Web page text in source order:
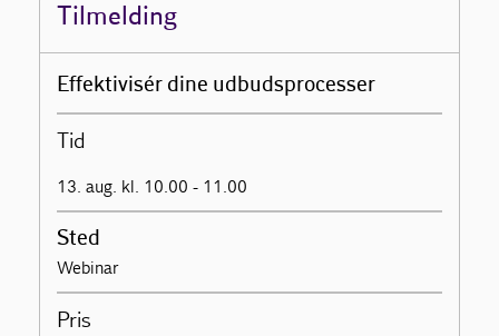
Tilmelding
Effektivisér dine udbudsprocesser
Tid
13. aug. kl. 10.00 - 11.00
Sted
Webinar
Pris